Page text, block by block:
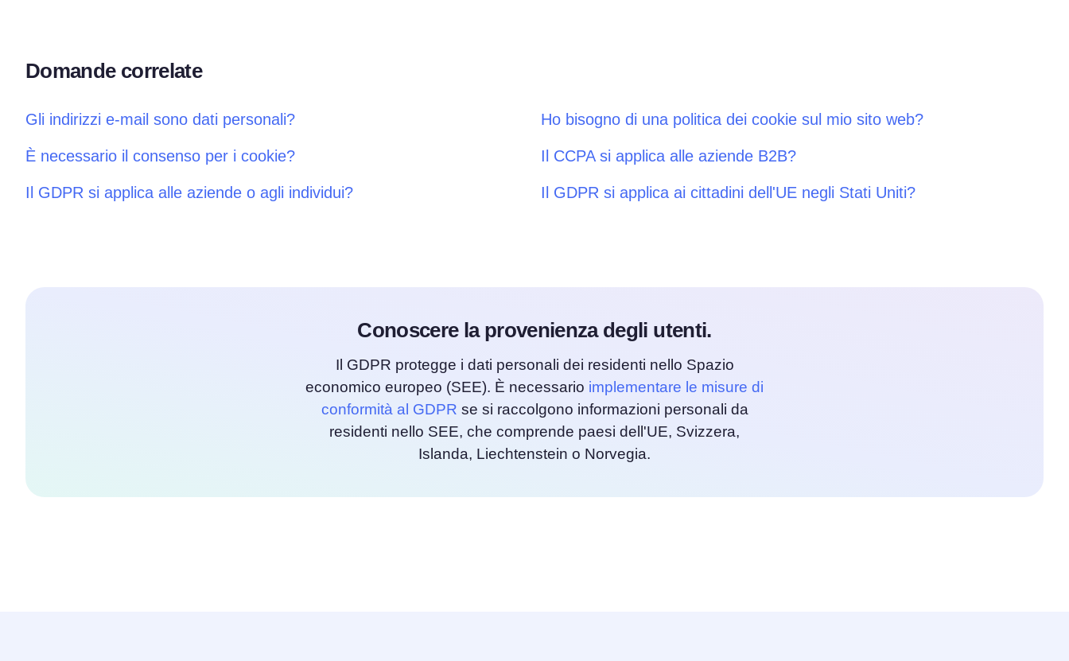
Domande correlate
Gli indirizzi e-mail sono dati personali? Ho bisogno di una politica dei cookie sul mio sito web?
È necessario il consenso per i cookie? Il CCPA si applica alle aziende B2B?
Il GDPR si applica alle aziende o agli individui? Il GDPR si applica ai cittadini dell'UE negli Stati Uniti?
Conoscere la provenienza degli utenti.
Il GDPR protegge i dati personali dei residenti nello Spazio
economico europeo (SEE). È necessario implementare le misure di
conformità al GDPR se si raccolgono informazioni personali da
residenti nello SEE, che comprende paesi dell'UE, Svizzera,
Islanda, Liechtenstein o Norvegia.